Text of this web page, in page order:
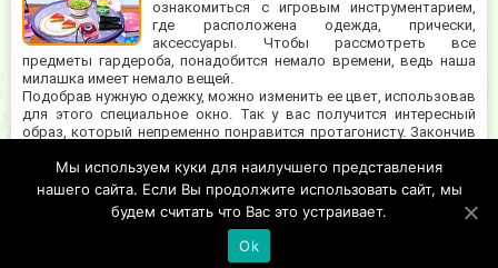
ознакомиться с игровым инструментарием,
где расположена одежда, прически,
аксессуары. Чтобы рассмотреть все
предметы гардероба, понадобится немало времени, ведь наша
милашка имеет немало вещей.
Подобрав нужную одежку, можно изменить ее цвет, использовав
для этого специальное окно. Так у вас получится интересный
образ, который непременно понравится протагонисту. Закончив
полученный облик. Благодаря разнообразию элементов, вам
обязательно захочется играть еще много раз, придумывая
различные комбинации и варианты.
Мы используем куки для наилучшего представления
нашего сайта. Если Вы продолжите использовать сайт, мы
будем считать что Вас это устраивает.
Ok